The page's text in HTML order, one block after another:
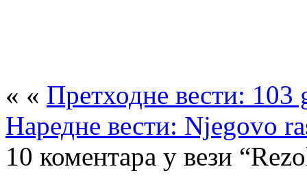
« « Претходне вести:
Наредне вести: Njegovo
10 коментара у вези